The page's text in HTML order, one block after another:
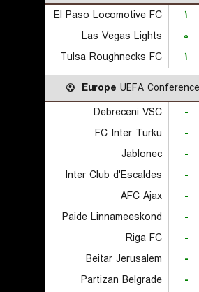
El Paso Locomotive FC
۱
Las Vegas Lights
۰
Tulsa Roughnecks FC
۱
Europe UEFA
Debreceni VSC
-
FC Inter Turku
-
Jablonec
-
Inter Club d'Escaldes
-
AFC Ajax
-
Paide Linnameeskond
-
Riga FC
-
Beitar Jerusalem
-
Partizan Belgrade
-